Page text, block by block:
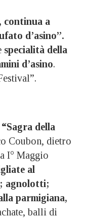
continua a
d’asino”.
specialità della
d’asino.
della
Coubon, dietro
I° Maggio
al
agnolotti;
parmigiana,
balli di